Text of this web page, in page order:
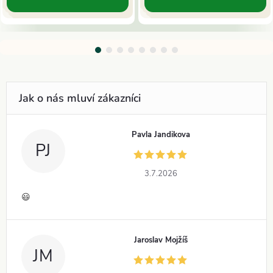
PJ
Pavla Jandikova
3.7.2026
😃
JM
Jaroslav Mojžíš